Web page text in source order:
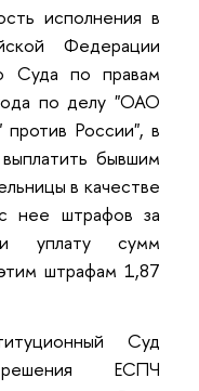
исполнения в
Федерации
Суда по правам
по делу "ОАО
России", в
бывшим
в качестве
нее штрафов за
сумм
штрафам 1,87
Суд
ЕСПЧ